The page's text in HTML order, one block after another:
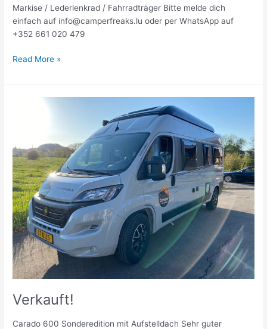
Markise / Lederlenkrad / Fahrradträger Bitte melde dich
einfach auf info@camperfreaks.lu oder per WhatsApp auf
+352 661 020 479
Read More »
Verkauft!
Carado 600 Sonderedition mit Aufstelldach Sehr guter